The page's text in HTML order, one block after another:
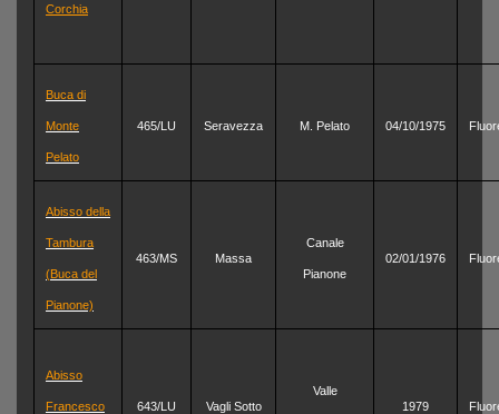
Corchia
Buca di
Monte
Pelato
465/LU Seravezza M. Pelato 04/10/1975
Abisso della
Tambura
(Buca del
Pianone)
463/MS Massa
Canale
Pianone
02/01/1976
Abisso
Francesco 643/LU Vagli Sotto
Valle
1979